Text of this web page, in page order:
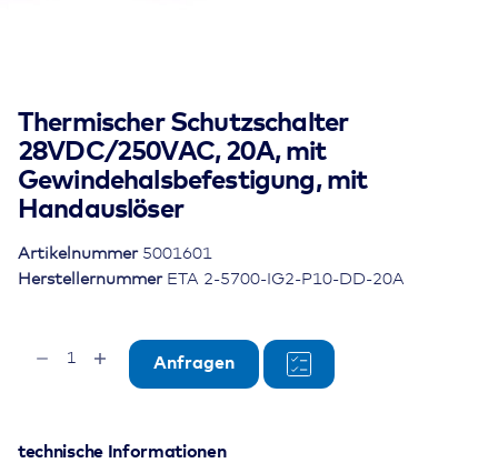
Thermischer Schutzschalter
28VDC/250VAC, 20A, mit
Gewindehalsbefestigung, mit
Handauslöser
Herstellernummer ETA 2-5700-IG2-P10-DD-20A
Artikelnummer 5001601
mit
Anfragen
technische Informationen